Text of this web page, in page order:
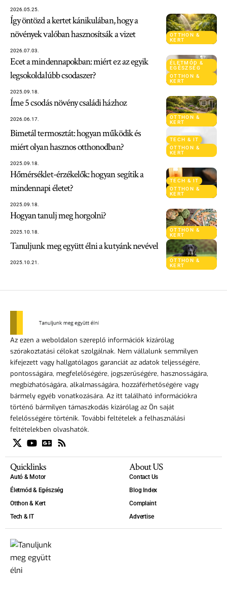
2026.05.25.
OTTHON &
KERT
Így öntözd a kertet kánikulában, hogy a
növények valóban hasznosítsák a vizet
2026.07.03.
ÉLETMÓD &
EGÉSZSÉG
OTTHON &
KERT
Ecet a mindennapokban: miért ez az egyik
legsokoldalúbb csodaszer?
2025.09.18.
OTTHON &
KERT
Íme 5 csodás növény családi házhoz
2026.06.17.
TECH & IT
OTTHON &
KERT
Bimetál termosztát: hogyan működik és
miért olyan hasznos otthonodban?
2025.09.18.
TECH & IT
OTTHON &
KERT
Hőmérséklet-érzékelők: hogyan segítik a
mindennapi életet?
2025.09.18.
OTTHON &
KERT
Hogyan tanulj meg horgolni?
2025.10.18.
OTTHON &
KERT
Tanuljunk meg együtt élni a kutyánk nevével
2025.10.21.
Az ezen a weboldalon szereplő információk kizárólag
szórakoztatási célokat szolgálnak. Nem vállalunk semmilyen
kifejezett vagy hallgatólagos garanciát az adatok teljességére,
pontosságára, megfelelőségére, jogszerűségére, hasznosságára,
megbízhatóságára, alkalmasságára, hozzáférhetőségére vagy
bármely egyéb vonatkozására. Az itt található információkra
történő bármilyen támaszkodás kizárólag az Ön saját
felelősségére történik. További feltételek a felhasználási
feltételekben olvashatók.
Quicklinks
Autó & Motor
Életmód & Egészség
Otthon & Kert
Tech & IT
About US
Contact Us
Blog Index
Complaint
Advertise